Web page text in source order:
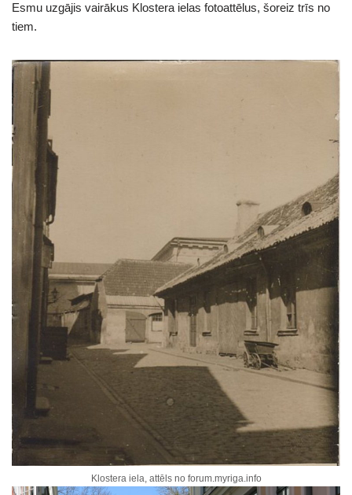
Esmu uzgājis vairākus Klostera ielas fotoattēlus, šoreiz trīs no
tiem.
Klostera iela, attēls no forum.myriga.info